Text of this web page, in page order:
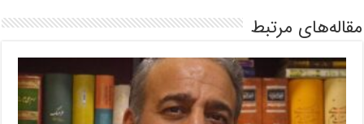
مقاله‌های مرتبط